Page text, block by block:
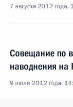
7 августа 2012 года,
Совещание по
наводнения на
9 июля 2012 года,